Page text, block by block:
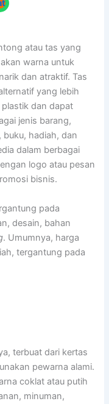
atau tas yang
warna untuk
dan atraktif. Tas
yang lebih
dan dapat
jenis barang,
buku, hadiah, dan
dalam berbagai
logo atau pesan
bisnis.
pada
desain, bahan
. Umumnya, harga
tergantung pada
terbuat dari kertas
pewarna alami.
coklat atau putih
minuman,